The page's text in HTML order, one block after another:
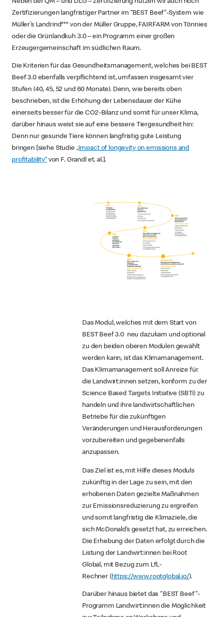
Zertifizierungen langfristiger Partner im “BEST Beef”-System wie
Müller’s Landrind*** von der Müller Gruppe, FAIRFARM von Tönnies
oder die Grünlandkuh 3.0 – ein Programm einer großen
Erzeugergemeinschaft im südlichen Raum.
Die Kriterien für das Gesundheitsmanagement, welches bei BEST
Beef 3.0 ebenfalls verpflichtend ist, umfassen insgesamt vier
Stufen (40, 45, 52 und 60 Monate). Denn, wie bereits oben
beschrieben, ist die Erhöhung der Lebensdauer der Kühe
einerseits besser für die CO2-Bilanz und somit für unser Klima,
darüber hinaus weist sie auf eine bessere Tiergesundheit hin:
Denn nur gesunde Tiere können langfristig gute Leistung
bringen [siehe Studie „Impact of longevity on emissions and
profitability“von F. Grandl et. al.].
Das Modul, welches mit dem Start von
BEST Beef 3.0 neu dazukam und optional
zu den beiden oberen Modulen gewählt
werden kann, ist das Klimamanagement.
Das Klimamanagement soll Anreize für
die Landwirt:innen setzen, konform zu der
Science Based Targets Initiative (SBTi) zu
handeln und ihre landwirtschaftlichen
Betriebe für die zukünftigen
Veränderungen und Herausforderungen
vorzubereiten und gegebenenfalls
anzupassen.
Das Ziel ist es, mit Hilfe dieses Moduls
zukünftig in der Lage zu sein, mit den
erhobenen Daten gezielte Maßnahmen
zur Emissionsreduzierung zu ergreifen
und somit langfristig die Klimaziele, die
sich McDonald’s gesetzt hat, zu erreichen.
Die Erhebung der Daten erfolgt durch die
Listung der Landwirt:innen bei Root
Global, mit Bezug zum LfL-
Rechner (https://www.rootglobal.io/).
Darüber hinaus bietet das "BEST Beef"-
Programm Landwirt:innen die Möglichkeit